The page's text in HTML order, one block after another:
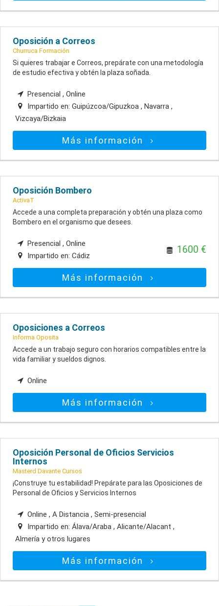
Oposición a Correos
Churruca Formación
Si quieres trabajar e Correos, prepárate con una metodología
de estudio efectiva y obtén la plaza soñada.
Presencial , Online
Impartido en: Guipúzcoa/Gipuzkoa , Navarra ,
Vizcaya/Bizkaia
Más información
Oposición Bombero
ActivaT
Accede a una completa preparación y obtén una plaza como
Bombero en el organismo que desees.
Presencial , Online
Impartido en: Cádiz
1600 €
Más información
Oposiciones a Correos
Informa Oposita
Accede a un trabajo seguro con horarios compatibles entre la
vida familiar y sueldos dignos.
Online
Más información
Oposición Personal de Oficios Servicios
Internos
Masterd Davante Cursos
¡Construye tu estabilidad! Prepárate para las Oposiciones de
Personal de Oficios y Servicios Internos
Online , A Distancia , Semi-presencial
Impartido en: Álava/Araba , Alicante/Alacant ,
Almería y otros lugares
Más información